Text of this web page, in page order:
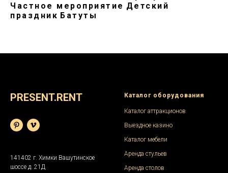
Частное мероприятие Детский
праздник Батуты
PRESENT.RENT
141402 г. Химки Вашутинское
шоссе д. 21Д
Каталог оборудования
Каталог аттракционов
Выездное казино
Каталог мебели
Аренда стульев
Аренда столов